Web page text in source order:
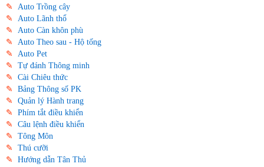
✎
Auto Trồng cây
✎
Auto Lãnh thổ
✎
Auto Càn khôn phù
✎
Auto Theo sau - Hộ tống
✎
Auto Pet
✎
Tự đánh Thông minh
✎
Cài Chiêu thức
✎
Bảng Thông số PK
✎
Quản lý Hành trang
✎
Phím tắt điều khiển
✎
Câu lệnh điều khiển
✎
Tông Môn
✎
Thú cưỡi
✎
Hướng dẫn Tân Thủ